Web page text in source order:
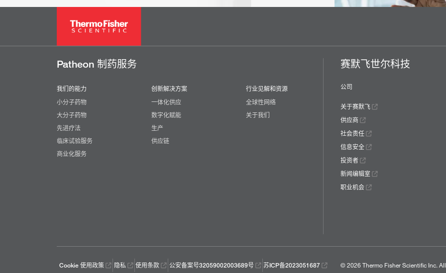
Patheon 制药服务
我们的能力
小分子药物
大分子药物
先进疗法
临床试验服务
商业化服务
创新解决方案
一体化供应
数字化赋能
生产
供应链
行业见解和资源
全球性网络
关于我们
赛默飞世尔科技
公司
关于赛默飞
供应商
社会责任
信息安全
投资者
新闻编辑室
职业机会
Cookie 使用政策 隐私 使用条款 公安备案号32059002003689号 苏ICP备2023051687 © 2026 Thermo Fisher Scientific Inc.